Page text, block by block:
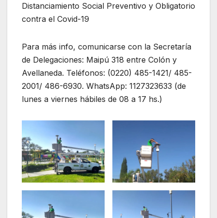
Distanciamiento Social Preventivo y Obligatorio
contra el Covid-19
Para más info, comunicarse con la Secretaría
de Delegaciones: Maipú 318 entre Colón y
Avellaneda. Teléfonos: (0220) 485-1421/ 485-
2001/ 486-6930. WhatsApp: 1127323633 (de
lunes a viernes hábiles de 08 a 17 hs.)